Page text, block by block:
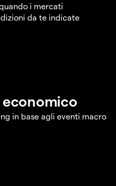
i mercati
da te indicate
in base agli eventi macro